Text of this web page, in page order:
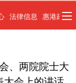
法律信息 惠港政策
、两院院士大